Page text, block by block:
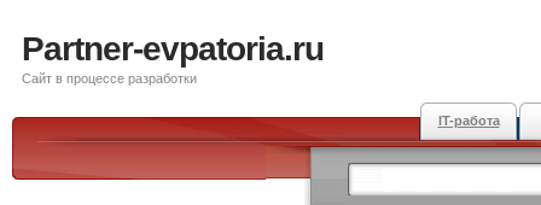
Partner-evpatoria.ru
Сайт в процессе разработки
IT-работа